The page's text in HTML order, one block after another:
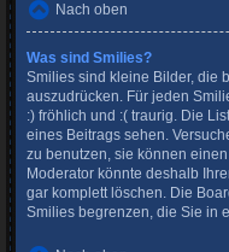
Nach oben
Was sind Smilies?
Smilies sind kleine Bilder, die
auszudrücken. Für jeden
:) fröhlich und :( traurig. Die
eines Beitrags sehen.
zu benutzen, sie können
Moderator könnte deshalb
gar komplett löschen. Die
Smilies begrenzen, die Sie in